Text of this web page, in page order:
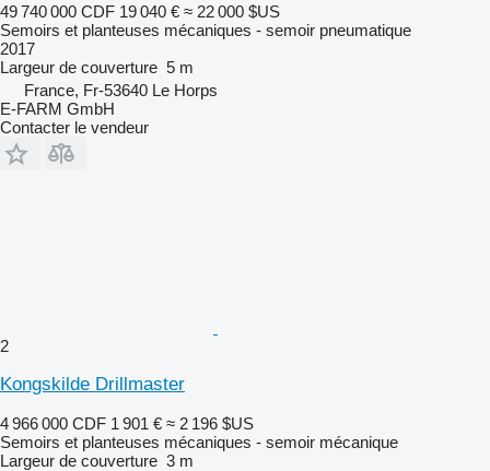
49 740 000 CDF 19 040 € ≈ 22 000 $US
Semoirs et planteuses mécaniques - semoir pneumatique
2017
Largeur de couverture 5 m
France, Fr-53640 Le Horps
E-FARM GmbH
Contacter le vendeur
2
Kongskilde Drillmaster
4 966 000 CDF 1 901 € ≈ 2 196 $US
Semoirs et planteuses mécaniques - semoir mécanique
Largeur de couverture 3 m